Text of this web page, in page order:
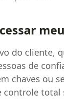
do cliente,
de
chaves ou
controle total